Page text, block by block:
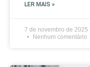
LER MAIS »
7 de novembro de 2025
Nenhum comentário